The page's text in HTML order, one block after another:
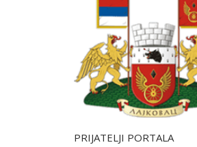
PRIJATELJI PORTALA